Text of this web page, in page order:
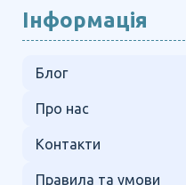
Інформація
Блог
Про нас
Контакти
Правила та умови